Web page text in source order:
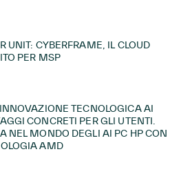
UNIT: CYBERFRAME, IL CLOUD
PER MSP
TECNOLOGICA AI
CONCRETI PER GLI UTENTI.
NEL MONDO DEGLI AI PC HP CON
AMD